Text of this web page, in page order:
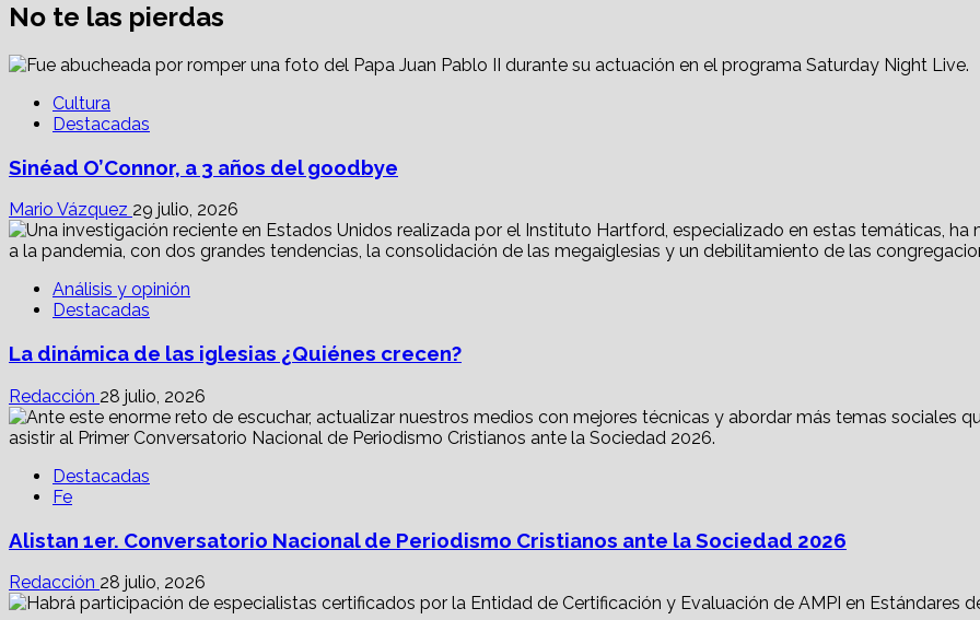
No te las pierdas
Cultura
Destacadas
Sinéad O’Connor, a 3 años del goodbye
Mario Vázquez 29 julio, 2026
Análisis y opinión
Destacadas
La dinámica de las iglesias ¿Quiénes crecen?
Redacción 28 julio, 2026
Destacadas
Fe
Alistan 1er. Conversatorio Nacional de Periodismo Cristianos ante la Sociedad 2026
Redacción 28 julio, 2026